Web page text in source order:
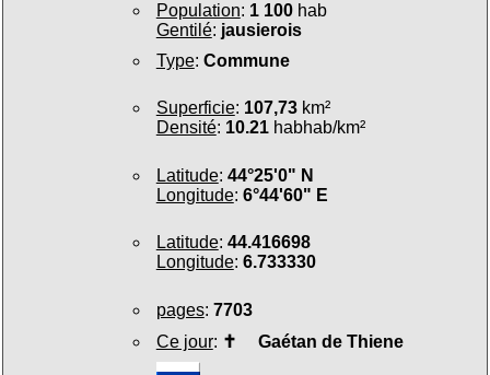
Population: 1 100hab
Gentilé: jausierois
Type: Commune
Superficie: 107,73km²
Densité: 10.21habhab/km²
Latitude: 44°25'0" N
Longitude: 6°44'60" E
Latitude: 44.416698
Longitude: 6.733330
pages: 7703
Ce jour: ✝ Gaétan de Thiene